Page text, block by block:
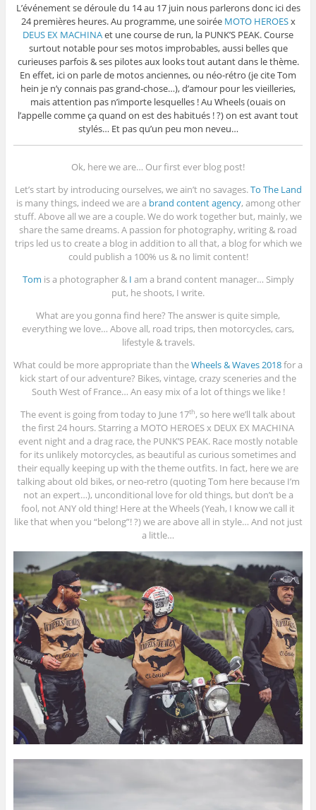
L’événement se déroule du 14 au 17 juin nous parlerons donc ici des
24 premières heures. Au programme, une soirée MOTO HEROESx
DEUS EX MACHINAet une course de run, la PUNK’S PEAK. Course
surtout notable pour ses motos improbables, aussi belles que
curieuses parfois & ses pilotes aux looks tout autant dans le thème.
En effet, ici on parle de motos anciennes, ou néo-rétro (je cite Tom
hein je n’y connais pas grand-chose…), d’amour pour les vieilleries,
mais attention pas n’importe lesquelles ! Au Wheels (ouais on
l’appelle comme ça quand on est des habitués ! ?) on est avant tout
stylés… Et pas qu’un peu mon neveu…
Ok, here we are… Our first ever blog post!
Let’s start by introducing ourselves, we ain’t no savages.To The Land
is many things, indeed we are a brand content agency, among other
stuff. Above all we are a couple. We do work together but, mainly, we
share the same dreams. A passion for photography, writing & road
trips led us to create a blog in addition to all that, a blog for which we
could publish a 100% us & no limit content!
Tom is a photographer & I am a brand content manager… Simply
put, he shoots, I write.
What are you gonna find here? The answer is quite simple,
everything we love… Above all, road trips, then motorcycles, cars,
lifestyle & travels.
What could be more appropriate than theWheels & Waves 2018for a
kick start of our adventure? Bikes, vintage, crazy sceneries and the
South West of France… An easy mix of a lot of things we like !
The event is going from today to June 17th, so here we’ll talk about
the first 24 hours. Starring a MOTO HEROES x DEUX EX MACHINA
event night and a drag race, the PUNK’S PEAK. Race mostly notable
for its unlikely motorcycles, as beautiful as curious sometimes and
their equally keeping up with the theme outfits. In fact, here we are
talking about old bikes, or neo-retro (quoting Tom here because I’m
not an expert…), unconditional love for old things, but don’t be a
fool, not ANY old thing! Here at the Wheels (Yeah, I know we call it
like that when you “belong”! ?) we are above all in style… And not just
a little…